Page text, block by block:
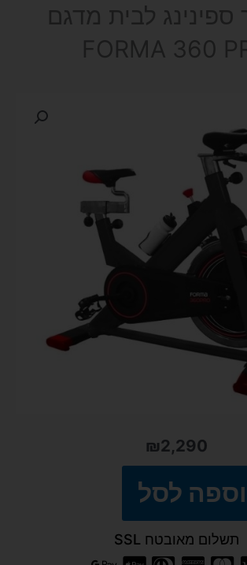
ספינינג לבית מדגם
FORMA 360
₪2,290
לסל
תשלום מאובטח SSL